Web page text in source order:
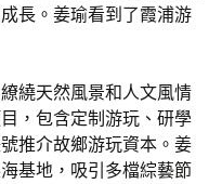
長。姜瑜看到了霞浦游
繞天然風景和人文風情
，包含定制游玩、研學
推介故鄉游玩資本。姜
基地，吸引多檔綜藝節